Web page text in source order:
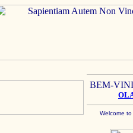
BEM-
Welcome